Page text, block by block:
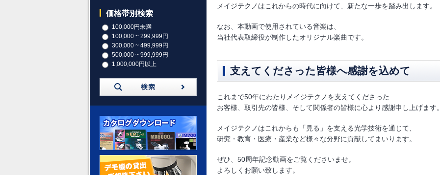
価格帯別検索
100,000円未満
100,000 ~ 299,999円
300,000 ~ 499,999円
500,000 ~ 999,999円
1,000,000円以上
カタログダウンロード
メイジテクノはこれからの時代に向けて、新たな一歩を踏み出します。
なお、本動画で使用されている音楽は、
当社代表取締役が制作したオリジナル楽曲です。
支えてくださった皆様へ感謝を込めて
これまで50年にわたりメイジテクノを支えてくださった
お客様、取引先の皆様、そして関係者の皆様に心より感謝申し上げます。
メイジテクノはこれからも「見る」を支える光学技術を通じて、
研究・教育・医療・産業など様々な分野に貢献してまいります。
ぜひ、50周年記念動画をご覧くださいませ。
よろしくお願い致します。